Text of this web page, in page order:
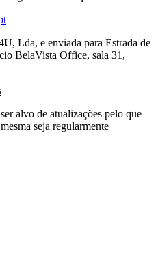
Lda, e enviada para Estrada de
BelaVista Office, sala 31,
alvo de atualizações pelo que
seja regularmente